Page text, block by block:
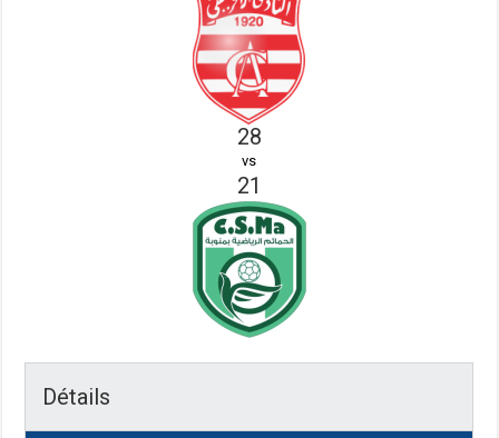
28
vs
21
Détails